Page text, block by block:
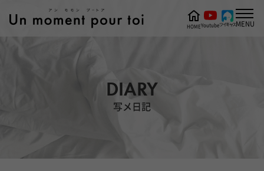
DIARY
写メ日記
HOMEYoutubeツイキャスMENU